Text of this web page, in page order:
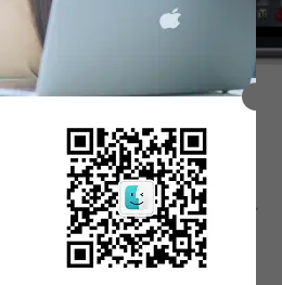
图3：CrossOver中文官网简介